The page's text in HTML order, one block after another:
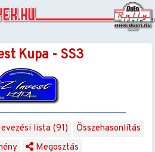
Kupa - SS3
lista (91)
Összehasonlítás
Megosztás